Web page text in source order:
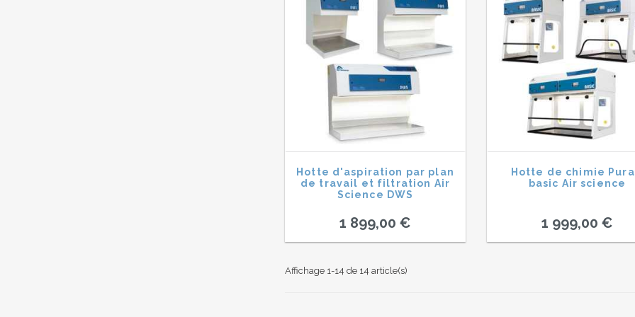
Hotte d'aspiration par plan
de travail et filtration Air
Science DWS
1 899,00 €
Hotte de chimie
basic Air science
1 999,00 €
Affichage 1-14 de 14 article(s)